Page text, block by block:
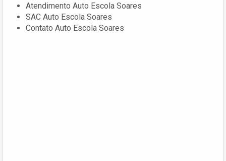
Atendimento Auto Escola Soares
SAC Auto Escola Soares
Contato Auto Escola Soares